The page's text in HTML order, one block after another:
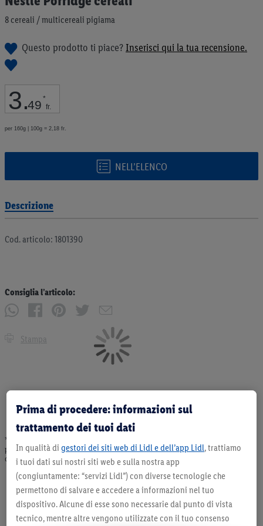
8 cereali / multicereali pigiama
Questo prodotto ti piace?Inserisci qui la tua recensione.
3.49 *
fr.
per 160g | 100g = 2,18 fr.
NELL’ELENCO
all'inizio
della
di
immagini
Descrizione
Cod. articolo: 1801390
Consiglia l’articolo:
Stampa
* Offerta valida fino ad esaurimento scorte. Tutti i prezzi senza decorazioni. I
prodotti qui reclamizzati, soprattutto quelli non-food, non fanno sempre parte
dell’assortimento. Ill. dimostrativa.
Prima di procedere: informazioni sul
trattamento dei tuoi dati
In qualità di gestori dei siti web di Lidl e dell’app Lidl, trattiamo
i tuoi dati sui nostri siti web e sulla nostra app
(congiuntamente: “servizi Lidl”) con diverse tecnologie che
permettono di salvare e accedere a informazioni nel tuo
dispositivo. Alcune di esse sono necessarie dal punto di vista
tecnico, mentre altre vengono utilizzate con il tuo consenso